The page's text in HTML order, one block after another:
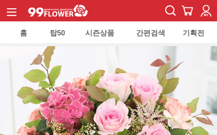
홈 탑50 시즌상품 간편검색 기획전